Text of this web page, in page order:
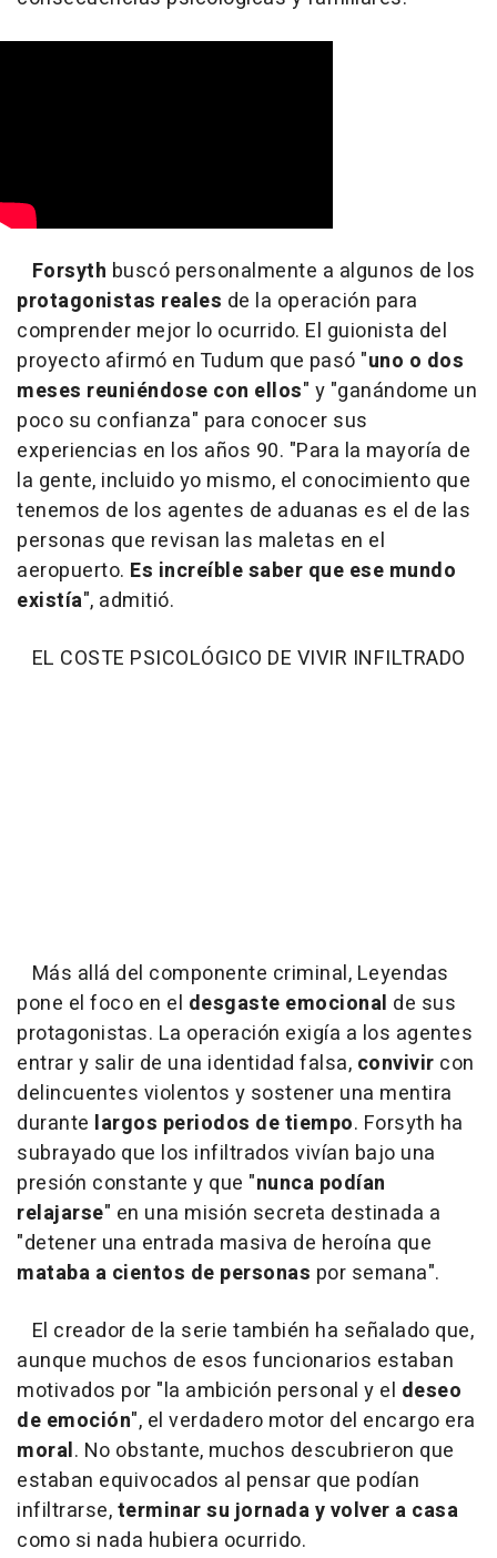
Forsyth buscó personalmente a algunos de los
protagonistas reales de la operación para
comprender mejor lo ocurrido. El guionista del
proyecto afirmó en Tudum que pasó "uno o dos
meses reuniéndose con ellos" y "ganándome un
poco su confianza" para conocer sus
experiencias en los años 90. "Para la mayoría de
la gente, incluido yo mismo, el conocimiento que
tenemos de los agentes de aduanas es el de las
personas que revisan las maletas en el
aeropuerto. Es increíble saber que ese mundo
existía", admitió.
EL COSTE PSICOLÓGICO DE VIVIR INFILTRADO
Más allá del componente criminal, Leyendas
pone el foco en el desgaste emocional de sus
protagonistas. La operación exigía a los agentes
entrar y salir de una identidad falsa, convivir con
delincuentes violentos y sostener una mentira
durante largos periodos de tiempo. Forsyth ha
subrayado que los infiltrados vivían bajo una
presión constante y que "nunca podían
relajarse" en una misión secreta destinada a
"detener una entrada masiva de heroína que
mataba a cientos de personas por semana".
El creador de la serie también ha señalado que,
aunque muchos de esos funcionarios estaban
motivados por "la ambición personal y el deseo
de emoción", el verdadero motor del encargo era
moral. No obstante, muchos descubrieron que
estaban equivocados al pensar que podían
infiltrarse,terminar su jornada y volver a casa
como si nada hubiera ocurrido.